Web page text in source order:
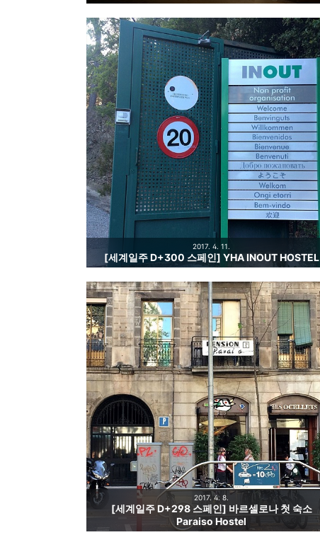
[세계일주 D+300 스페인] YHA INOUT HOSTEL
2017. 4. 11.
[세계일주 D+298 스페인] 바르셀로나 첫 숙소
Paraiso Hostel
2017. 4. 8.